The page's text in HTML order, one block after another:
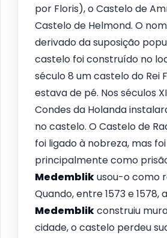
por Floris), o Castelo de
Castelo de Helmond. O
derivado da suposição
castelo foi construído no
século 8 um castelo do Rei
estava de pé. Nos séculos
Condes da Holanda
no castelo. O Castelo de
foi ligado à nobreza, mas
principalmente como
Medemblikusou-o como
Quando, entre 1573 e 1578,
Medemblikconstruiu
cidade, o castelo perdeu